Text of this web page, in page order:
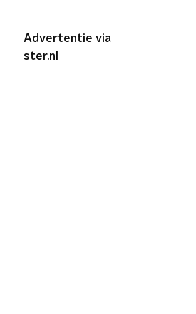
Advertentie via
ster.nl